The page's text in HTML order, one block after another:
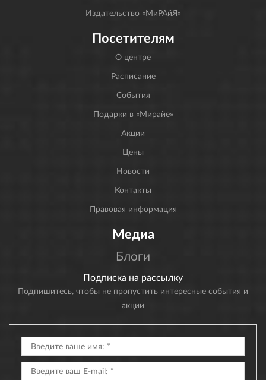
Издательство «МиРАйЯ»
Посетителям
О центре
Расписание
События
Подарки в «Мирайе»
Акции
Цены
Новости
Контакты
Правовая информация
Медиа
Блоги
Подписка на рассылку
Подпишитесь, чтобы не пропустить интересные события и
акции